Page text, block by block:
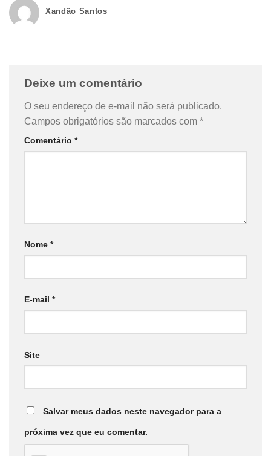
Xandão Santos
Deixe um comentário
O seu endereço de e-mail não será publicado.
Campos obrigatórios são marcados com *
Comentário *
Nome *
E-mail *
Site
Salvar meus dados neste navegador para a
próxima vez que eu comentar.